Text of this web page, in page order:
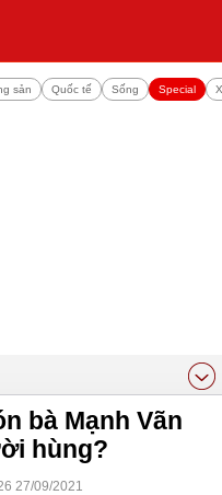
sản Quốc tế Sống Special
bà Mạnh Vãn
hùng?
27/09/2021